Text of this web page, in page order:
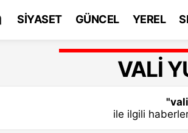
SİYASET GÜNCEL YEREL
VALI
ile ilgili